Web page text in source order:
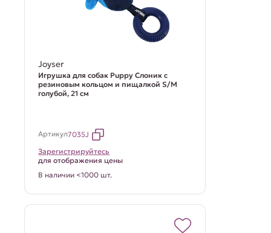
Joyser
Игрушка для собак Puppy Слоник с
резиновым кольцом и пищалкой S/M
голубой, 21 см
Артикул7035J
Зарегистрируйтесь
для отображения цены
В наличии <1000 шт.